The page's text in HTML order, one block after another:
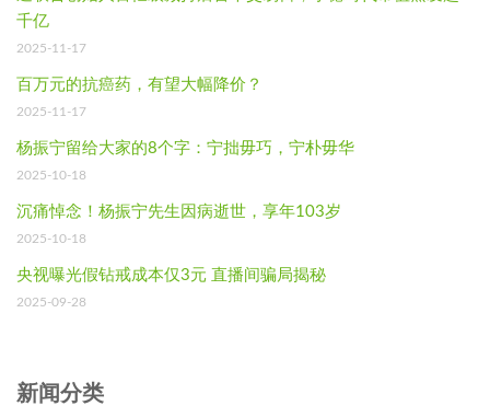
千亿
2025-11-17
百万元的抗癌药，有望大幅降价？
2025-11-17
杨振宁留给大家的8个字：宁拙毋巧，宁朴毋华
2025-10-18
沉痛悼念！杨振宁先生因病逝世，享年103岁
2025-10-18
央视曝光假钻戒成本仅3元 直播间骗局揭秘
2025-09-28
新闻分类